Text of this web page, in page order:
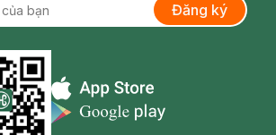
Đăng ký
Appstore icon